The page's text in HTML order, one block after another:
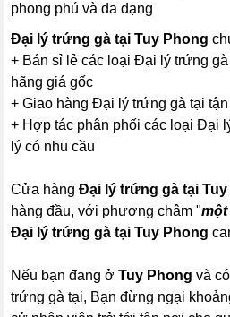
phong phú và đa dạng
Đại lý trứng gà tại Tuy Phong
+ Bán sỉ lẻ các loại Đại lý trứng
hãng giá gốc
+ Giao hàng Đại lý trứng gà tại
+ Hợp tác phân phối các loại Đại
lý có nhu cầu
Cửa hàngĐại lý trứng gà tại
hàng đầu, với phương châm "
Đại lý trứng gà tại Tuy Phong
Nếu bạn đang ởTuy Phong và
trứng gà tại, Bạn đừng ngại